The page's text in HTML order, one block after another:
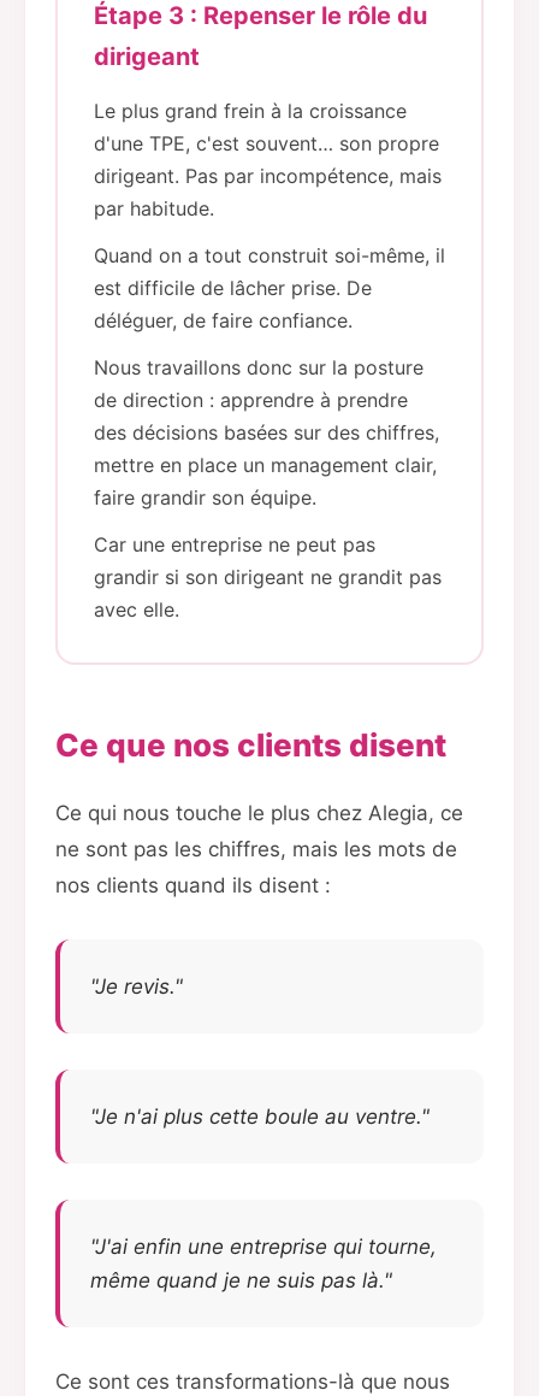
Étape 3 : Repenser le rôle du
dirigeant
Le plus grand frein à la croissance
d'une TPE, c'est souvent… son propre
dirigeant. Pas par incompétence, mais
par habitude.
Quand on a tout construit soi-même, il
est difficile de lâcher prise. De
déléguer, de faire confiance.
Nous travaillons donc sur la posture
de direction : apprendre à prendre
des décisions basées sur des chiffres,
mettre en place un management clair,
faire grandir son équipe.
Car une entreprise ne peut pas
grandir si son dirigeant ne grandit pas
avec elle.
Ce que nos clients disent
Ce qui nous touche le plus chez Alegia, ce
ne sont pas les chiffres, mais les mots de
nos clients quand ils disent :
"Je revis."
"Je n'ai plus cette boule au ventre."
"J'ai enfin une entreprise qui tourne,
même quand je ne suis pas là."
Ce sont ces transformations-là que nous